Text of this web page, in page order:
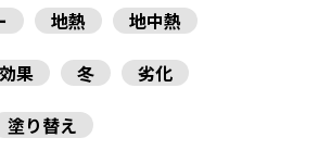
地熱
地中熱
果 冬
劣化
塗り替え